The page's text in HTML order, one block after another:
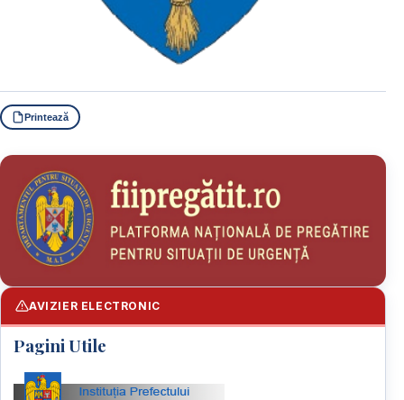
Printează
AVIZIER ELECTRONIC
Pagini Utile